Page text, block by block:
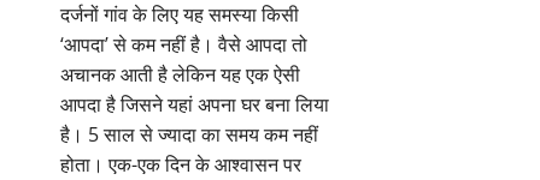
दर्जनों गांव के लिए यह समस्या किसी
‘आपदा’ से कम नहीं है। वैसे आपदा तो
अचानक आती है लेकिन यह एक ऐसी
आपदा है जिसने यहां अपना घर बना लिया
है। 5 साल से ज्यादा का समय कम नहीं
होता। एक-एक दिन के आश्वासन पर